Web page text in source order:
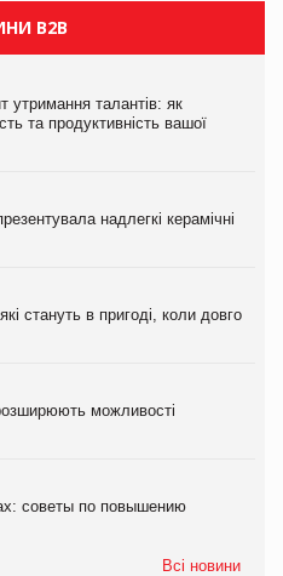
B2B
утримання талантів: як
та продуктивність вашої
надлегкі керамічні
стануть в пригоді, коли довго
можливості
советы по повышению
Всі новини